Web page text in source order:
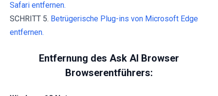
Safari entfernen.
SCHRITT 5. Betrügerische Plug-ins von Microsoft Edge
entfernen.
Entfernung des Ask AI Browser
Browserentführers: